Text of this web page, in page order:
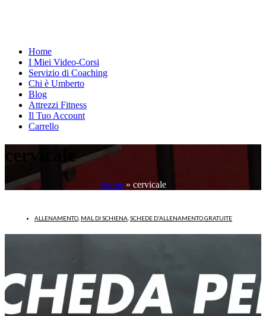
Home
I Miei Video-Corsi
Servizio di Coaching
Chi è Umberto
Blog
Attrezzi Fitness
Il Tuo Account
Carrello
cervicale
Home» cervicale
ALLENAMENTO MAL DI SCHIENA SCHEDE D'ALLENAMENTO GRATUITE